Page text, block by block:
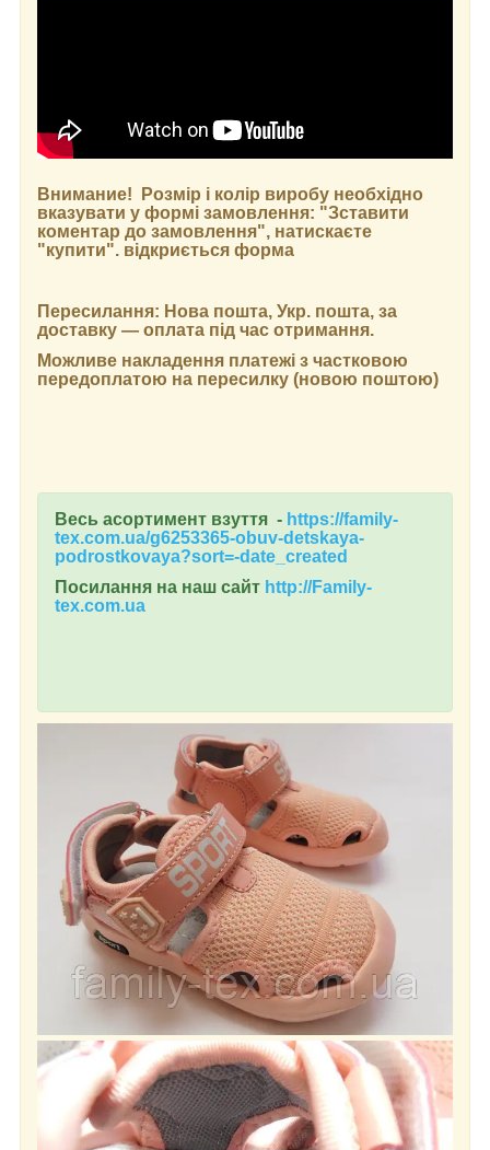
Внимание! Розмір і колір виробу необхідно
вказувати у формі замовлення: "Зставити
коментар до замовлення", натискаєте
"купити". відкриється форма
Пересилання: Нова пошта, Укр. пошта, за
доставку — оплата під час отримання.
Можливе накладення платежі з частковою
передоплатою на пересилку (новою поштою)
Весь асортимент взуття - https://family-
tex.com.ua/g6253365-obuv-detskaya-
podrostkovaya?sort=-date_created
Посилання на наш сайт http://Family-
tex.com.ua